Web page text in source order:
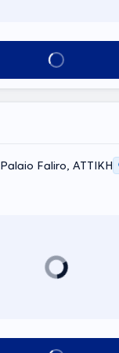
Book appointment
Faliro, ΑΤΤΙΚΗ